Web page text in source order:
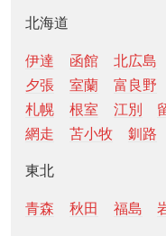
北海道
伊達 函館 北広島
夕張
室蘭 富良野
札幌
根室 江別
網走
苫小牧 釧路
東北
青森 秋田 福島